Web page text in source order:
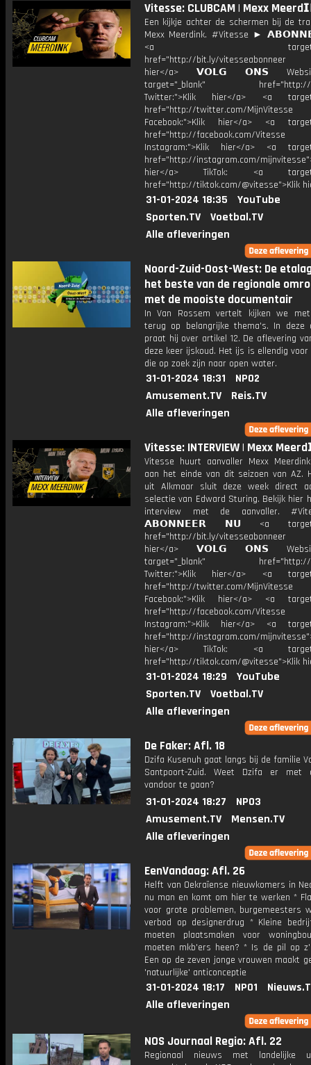
Vitesse: CLUBCAM | Mexx
Een kijkje achter de schermen bij de
Mexx Meerdink. #Vitesse ►
<a
href="http://bit.ly/
hier</a> 𝗩𝗢𝗟𝗚 𝗢𝗡𝗦
target="_blank" href="http://
Twitter:">Klik hier</a> <a
href="http://twitter.com/MijnVitesse
Facebook:">Klik hier</a> <a
href="http://facebook.com/Vitesse
Instagram:">Klik hier</a> <a
href="http://instagram.com/
hier</a> TikTok: <a
href="http://tiktok.com/@vitesse">Klik
31-01-2024 18:35
YouTube
Sporten.TV
Voetbal.TV
Alle afleveringen
Noord-Zuid-Oost-West: De
het beste van de regionale
met de mooiste documentair
In Van Rossem vertelt kijken we
terug op belangrijke thema's. In deze
praat hij over artikel 12. De aflevering
deze keer ijskoud. Het ijs is ellendig voor
die op zoek zijn naar open water.
31-01-2024 18:31
NPO2
Amusement.TV
Reis.TV
Alle afleveringen
Vitesse: INTERVIEW | Mexx
Vitesse huurt aanvaller Mexx
aan het einde van dit seizoen van AZ.
uit Alkmaar sluit deze week direct
selectie van Edward Sturing. Bekijk hier
interview met de aanvaller.
𝗔𝗕𝗢𝗡𝗡𝗘𝗘𝗥 𝗡𝗨 <a
href="http://bit.ly/
hier</a> 𝗩𝗢𝗟𝗚 𝗢𝗡𝗦
target="_blank" href="http://
Twitter:">Klik hier</a> <a
href="http://twitter.com/MijnVitesse
Facebook:">Klik hier</a> <a
href="http://facebook.com/Vitesse
Instagram:">Klik hier</a> <a
href="http://instagram.com/
hier</a> TikTok: <a
href="http://tiktok.com/@vitesse">Klik
31-01-2024 18:29
YouTube
Sporten.TV
Voetbal.TV
Alle afleveringen
De Faker: Afl. 18
Dzifa Kusenuh gaat langs bij de familie
Santpoort-Zuid. Weet Dzifa er met
vandoor te gaan?
31-01-2024 18:27
NPO3
Amusement.TV
Mensen.TV
Alle afleveringen
EenVandaag: Afl. 26
Helft van Oekraïense nieuwkomers in
nu man en komt om hier te werken *
voor grote problemen, burgemeesters
verbod op designerdrug * Kleine
moeten plaatsmaken voor
moeten mkb'ers heen? * Is de pil op
Een op de zeven jonge vrouwen maakt
'natuurlijke' anticonceptie
31-01-2024 18:17 NPO1
Alle afleveringen
NOS Journaal Regio: Afl. 22
Regionaal nieuws met landelijke